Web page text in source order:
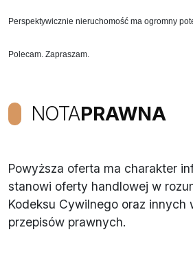
Perspektywicznie nieruchomość ma ogromny
Polecam. Zapraszam.
NOTAPRAWNA
Powyższa oferta ma charakter
stanowi oferty handlowej w
Kodeksu Cywilnego oraz innych
przepisów prawnych.